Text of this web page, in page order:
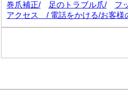
巻爪補正/ 足のトラブル爪/
フ
アクセス
/ 電話をかける/お客様